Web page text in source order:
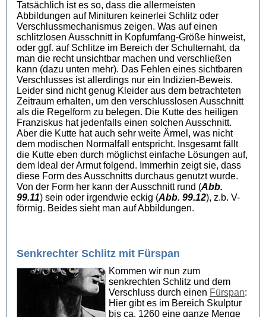
Tatsächlich ist es so, dass die allermeisten
Abbildungen auf Minituren keinerlei Schlitz oder
Verschlussmechanismus zeigen. Was auf einen
schlitzlosen Ausschnitt in Kopfumfang-Größe hinweist,
oder ggf. auf Schlitze im Bereich der Schulternaht, da
man die recht unsichtbar machen und verschließen
kann (dazu unten mehr). Das Fehlen eines sichtbaren
Verschlusses ist allerdings nur ein Indizien-Beweis.
Leider sind nicht genug Kleider aus dem betrachteten
Zeitraum erhalten, um den verschlusslosen Ausschnitt
als die Regelform zu belegen. Die Kutte des heiligen
Franziskus hat jedenfalls einen solchen Ausschnitt.
Aber die Kutte hat auch sehr weite Ärmel, was nicht
dem modischen Normalfall entspricht. Insgesamt fällt
die Kutte eben durch möglichst einfache Lösungen auf,
dem Ideal der Armut folgend. Immerhin zeigt sie, dass
diese Form des Ausschnitts durchaus genutzt wurde.
Von der Form her kann der Ausschnitt rund (Abb.
99.11) sein oder irgendwie eckig (Abb. 99.12), z.b. V-
förmig. Beides sieht man auf Abbildungen.
Senkrechter Schlitz mit Fürspan
Kommen wir nun zum
senkrechten Schlitz und dem
Verschluss durch einen Fürspan:
Hier gibt es im Bereich Skulptur
bis ca. 1260 eine ganze Menge